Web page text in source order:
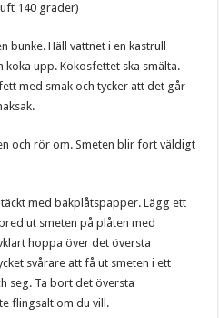
140 grader)
Häll vattnet i en kastrull
upp. Kokosfettet ska smälta.
med smak och tycker att det går
och rör om. Smeten blir fort väldigt
med bakplåtspapper. Lägg ett
ut smeten på plåten med
hoppa över det översta
svårare att få ut smeten i ett
seg. Ta bort det översta
flingsalt om du vill.